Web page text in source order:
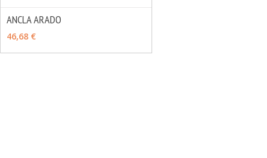
ANCLA ARADO
46,68 €